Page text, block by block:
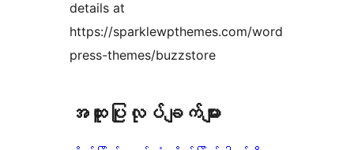
details at
https://sparklewpthemes.com/word
press-themes/buzzstore
အ​ထူး​ပြု​လုပ်​ချက်​များ